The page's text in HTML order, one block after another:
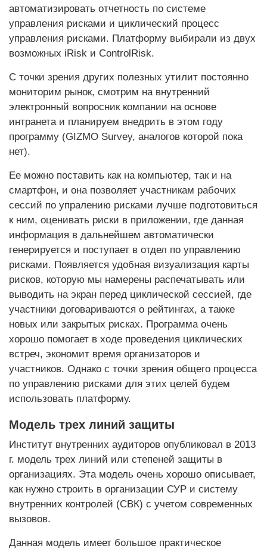
автоматизировать отчетность по системе
управления рисками и циклический процесс
управления рисками. Платформу выбирали из двух
возможных iRisk и ControlRisk.
С точки зрения других полезных утилит постоянно
мониторим рынок, смотрим на внутренний
электронный вопросник компании на основе
интранета и планируем внедрить в этом году
программу (GIZMO Survey, аналогов которой пока
нет).
Ее можно поставить как на компьютер, так и на
смартфон, и она позволяет участникам рабочих
сессий по упралению рисками лучше подготовиться
к ним, оценивать риски в приложении, где данная
информация в дальнейшем автоматически
генерируется и поступает в отдел по управлению
рисками. Появляется удобная визуализация карты
рисков, которую мы намерены распечатывать или
выводить на экран перед циклической сессией, где
участники договариваются о рейтингах, а также
новых или закрытых рисках. Программа очень
хорошо помогает в ходе проведения циклических
встреч, экономит время организаторов и
участников. Однако с точки зрения общего процесса
по управлению рисками для этих целей будем
использовать платформу.
Модель трех линий защиты
Институт внутренних аудиторов опубликовал в 2013
г. модель трех линий или степеней защиты в
организациях. Эта модель очень хорошо описывает,
как нужно строить в организации СУР и систему
внутренних контролей (СВК) с учетом современных
вызовов.
Данная модель имеет большое практическое